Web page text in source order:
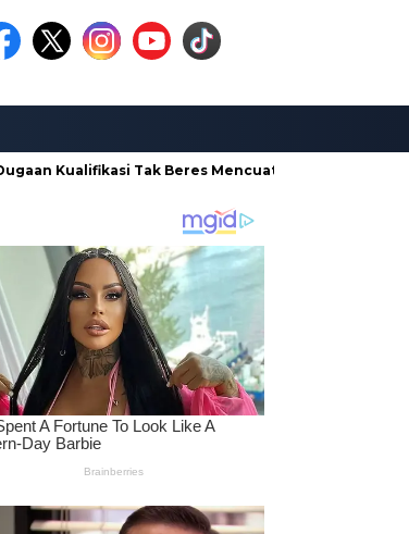
Tak Beres Mencuat Borong Proyek di